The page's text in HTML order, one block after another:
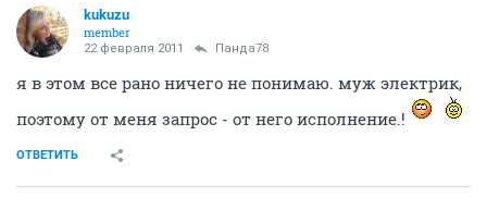
kukuzu
member
22 февраля 2011 Панда78
я в этом все рано ничего не понимаю. муж электрик,
поэтому от меня запрос - от него исполнение.!
ОТВЕТИТЬ